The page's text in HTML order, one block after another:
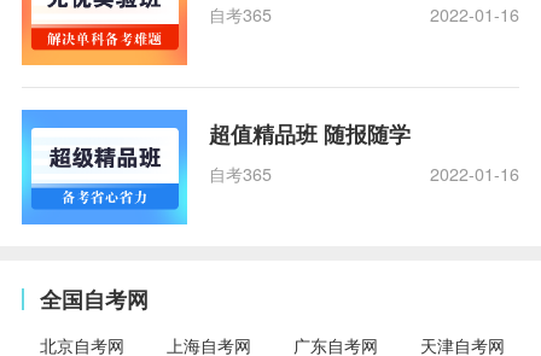
自考365 2022-01-16
超值精品班 随报随学
自考365 2022-01-16
全国自考网
北京自考网 上海自考网 广东自考网 天津自考网